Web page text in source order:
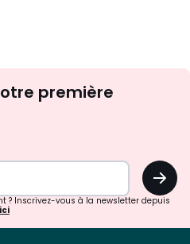
d'inspirations
surprises?
première
OK
? Inscrivez-vous à la newsletter depuis